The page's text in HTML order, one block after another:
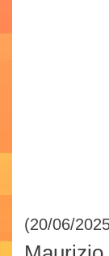
(20/06/